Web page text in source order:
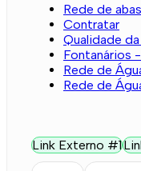
Rede de
Contratar
Qualidade da
Fontanários
Rede de
Rede de
Link Externo #1